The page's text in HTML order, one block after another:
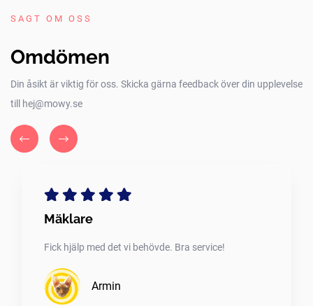
SAGT OM OSS
Omdömen
Din åsikt är viktig för oss. Skicka gärna feedback över din upplevelse
till hej@mowy.se
Mäklare
Fick hjälp med det vi behövde. Bra service!
Armin